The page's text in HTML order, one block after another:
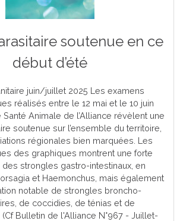
soutenue en ce
début d’été
juin/juillet 2025 Les examens
réalisés entre le 12 mai et le 10 juin
Animale de l’Alliance révèlent une
soutenue sur l’ensemble du territoire,
régionales bien marquées. Les
des graphiques montrent une forte
strongles gastro-intestinaux, en
et Haemonchus, mais également
notable de strongles broncho-
de coccidies, de ténias et de
Bulletin de l'Alliance N°967 - Juillet-